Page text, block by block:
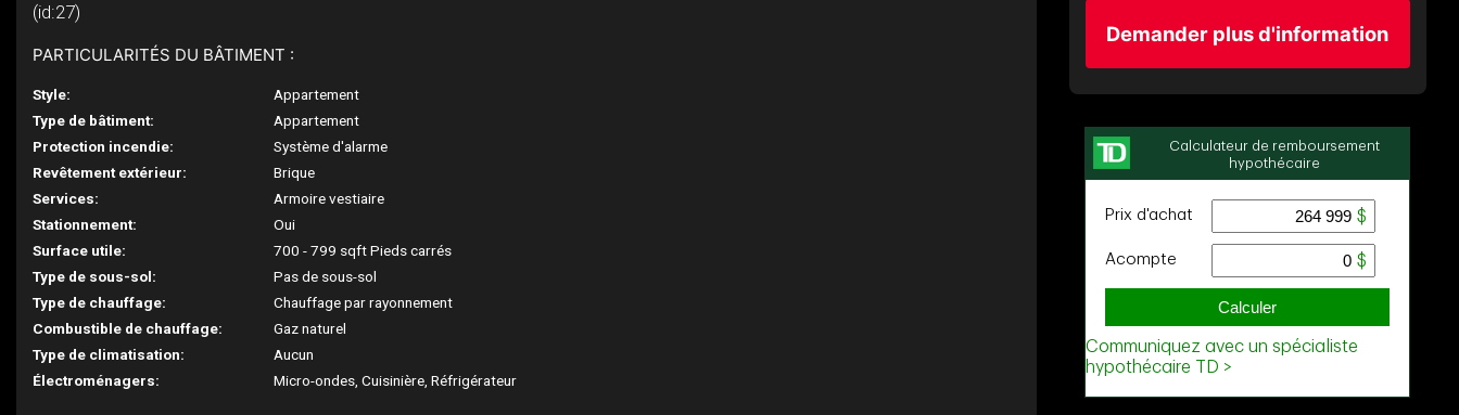
(id:27)
PARTICULARITÉS DU BÂTIMENT :
Style:
Appartement
Type de bâtiment:
Appartement
Protection incendie:
Système d'alarme
Revêtement extérieur:
Brique
Services:
Armoire vestiaire
Stationnement:
Oui
Surface utile:
700 - 799 sqft Pieds carrés
Type de sous-sol:
Pas de sous-sol
Type de chauffage:
Chauffage par rayonnement
Combustible de chauffage:
Gaz naturel
Type de climatisation:
Aucun
Électroménagers:
Micro-ondes, Cuisinière, Réfrigérateur
Demander plus d'information